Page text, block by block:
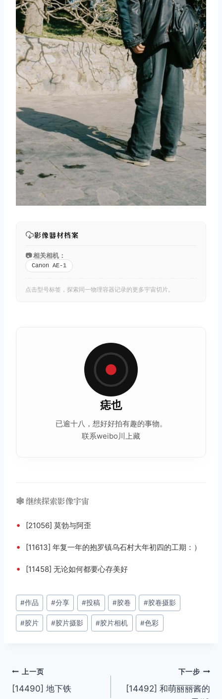
影像器材档案
📷 相关相机：
Canon AE-1
点击型号标签，探索同一物理容器记录的更多宇宙切片。
痣也
已逾十八，想好好拍有趣的事物。
联系weibo川上藏
🕸️ 继续探索影像宇宙
• [21056] 莫勃与阿歪
• [11613] 年复一年的抱罗镇乌石村大年初四的工期：）
• [11458] 无论如何都要心存美好
文
章
标
#作品 #分享 #投稿 #胶卷 #胶卷摄影
#胶片 #胶片摄影 #胶片相机 #色彩
文
章
上一页
[14490] 地下铁
下一步
[14492] 和萌丽丽酱的